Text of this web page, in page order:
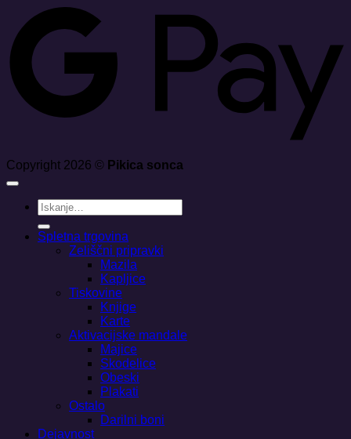
Copyright 2026 © Pikica sonca
Išči:
Spletna trgovina
Zeliščni pripravki
Mazila
Kapljice
Tiskovine
Knjige
Karte
Aktivacijske mandale
Majice
Skodelice
Obeski
Plakati
Ostalo
Darilni boni
Dejavnost